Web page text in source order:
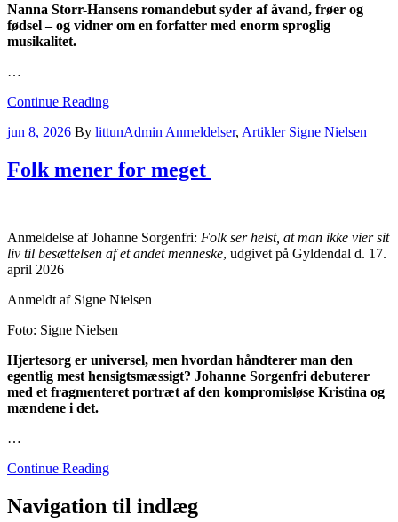
Nanna Storr-Hansens romandebut syder af åvand, frøer og
fødsel – og vidner om en forfatter med enorm sproglig
musikalitet.
…
Continue Reading
jun 8, 2026 By littunAdmin Anmeldelser, Artikler Signe Nielsen
Folk mener for meget
Anmeldelse af Johanne Sorgenfri: Folk ser helst, at man ikke vier sit
liv til besættelsen af et andet menneske, udgivet på Gyldendal d. 17.
april 2026
Anmeldt af Signe Nielsen
Foto: Signe Nielsen
Hjertesorg er universel, men hvordan håndterer man den
egentlig mest hensigtsmæssigt? Johanne Sorgenfri debuterer
med et fragmenteret portræt af den kompromisløse Kristina og
mændene i det.
…
Continue Reading
Navigation til indlæg